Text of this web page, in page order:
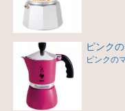
ピンク
ピンクの